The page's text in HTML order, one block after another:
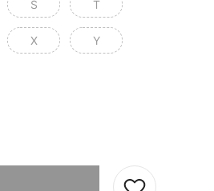
S T
X Y